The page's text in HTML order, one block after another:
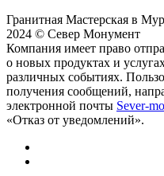
Гранитная Мастерская в
2024 © Север Монумент
Компания имеет право
о новых продуктах и
различных событиях.
получения сообщений,
электронной почты Sever-
«Отказ от уведомлений».